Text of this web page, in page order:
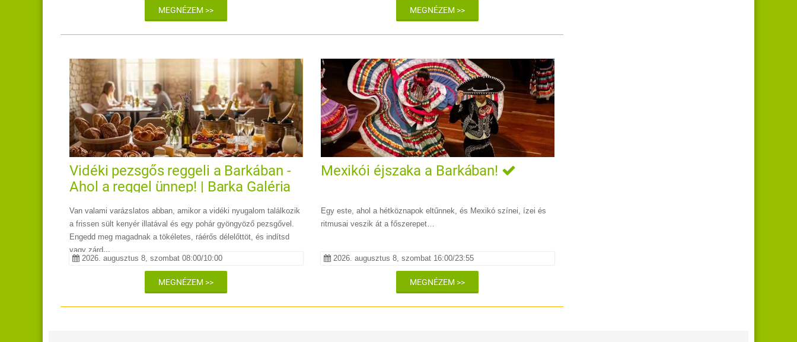
MEGNÉZEM >> MEGNÉZEM >>
Vidéki pezsgős reggeli a Barkában -
Ahol a reggel ünnep! | Barka Galéria
Van valami varázslatos abban, amikor a vidéki nyugalom találkozik
a frissen sült kenyér illatával és egy pohár gyöngyöző pezsgővel.
Engedd meg magadnak a tökéletes, ráérős délelőttöt, és indítsd
vagy zárd...
2026. augusztus 8, szombat 08:00/10:00
MEGNÉZEM >>
Mexikói éjszaka a Barkában!
Egy este, ahol a hétköznapok eltűnnek, és Mexikó színei, ízei és
ritmusai veszik át a főszerepet…
2026. augusztus 8, szombat 16:00/23:55
MEGNÉZEM >>